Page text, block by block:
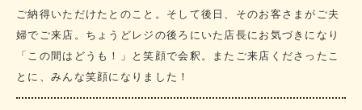
ご納得いただけたとのこと。そして後日、そのお客さまがご夫
婦でご来店。ちょうどレジの後ろにいた店長にお気づきになり
「この間はどうも！」と笑顔で会釈。またご来店くださったこ
とに、みんな笑顔になりました！